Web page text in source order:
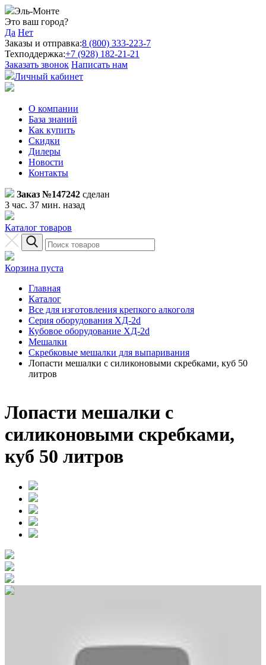
Эль-Монте
Это ваш город?
Да Нет
Заказы и отправка:8 (800) 333-223-7
Техподдержка:+7 (928) 182-21-21
Заказать звонок Написать нам
Личный кабинет
О компании
База знаний
Как купить
Скидки
Дилеры
Новости
Контакты
Заказ №147242 сделан
3 час. 37 мин. назад
Каталог товаров
Корзина пуста
Главная
Каталог
Все для изготовления крепкого алкоголя
Серия оборудования ХД-2d
Кубовое оборудование ХД-2d
Мешалки
Скребковые мешалки для выпаривания
Лопасти мешалки с силиконовыми скребками, куб 50
литров
Лопасти мешалки с
силиконовыми скребками,
куб 50 литров